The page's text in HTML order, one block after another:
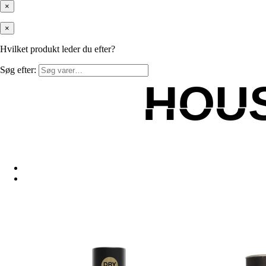
×
×
Hvilket produkt leder du efter?
Søg efter: